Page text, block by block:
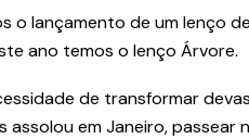
o lançamento de um lenço
ano temos o lenço Árvore.
de transformar
em Janeiro, passear